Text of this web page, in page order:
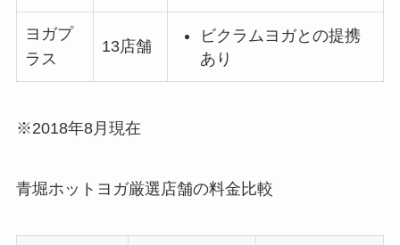
ヨガプ
ラス
13店舗
ビクラムヨガとの提携
あり
※2018年8月現在
青堀ホットヨガ厳選店舗の料金比較